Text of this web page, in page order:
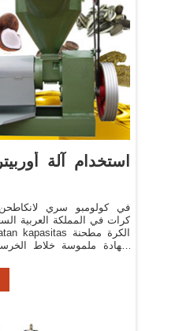
استخدام آلة
كرات في المملكة العربية